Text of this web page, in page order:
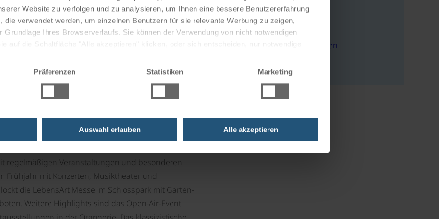
Website zu verfolgen und zu analysieren, um Ihnen eine bessere Benutzererfahrung
die verwendet werden, um einzelnen Benutzern für sie relevante Werbung zu zeigen,
Grundlage Ihres Browserverlaufs. Sie können der Verwendung von nicht notwendigen
Präferenzen Statistiken Marketing
Auswahl erlauben Alle akzeptieren
mit Fokus auf Fisch und Produkte von der Insel
findest du gemütliche Restaurants mit
direkt vom Kutter. Auch saisonale Zutaten wie
Gerichten eine wichtige Rolle. Ergänzt wird das
regionalen Spezialitäten wie dem Rügener
regelmäßigen Veranstaltungen und besonderen
Frühjahr mit Konzerten, Musiktheater und
die LebensArt Messe im Schlosspark mit Garten-
Weitere Highlights sind das Open-Air-Event
Alleestraße 2
18581 Putbus
Deutschland
E-Mail schreiben